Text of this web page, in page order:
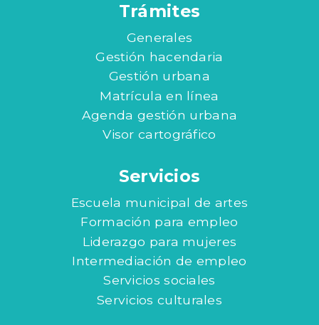
Trámites
Generales
Gestión hacendaria
Gestión urbana
Matrícula en línea
Agenda gestión urbana
Visor cartográfico
Servicios
Escuela municipal de artes
Formación para empleo
Liderazgo para mujeres
Intermediación de empleo
Servicios sociales
Servicios culturales